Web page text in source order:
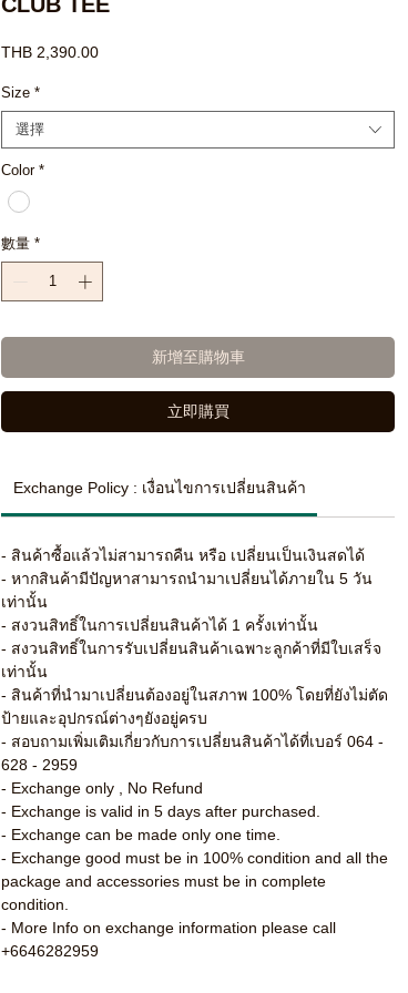
THB 2,390.00價
Size *
選擇
Color *
數量 *
新增至購物車
立即購買
Exchange Policy : เงื่อนไขการเปลี่ยนสินค้า
- สินค้าซื้อแล้วไม่สามารถคืน หรือ เปลี่ยนเป็นเงินสดได้
- หากสินค้ามีปัญหาสามารถนำมาเปลี่ยนได้ภายใน 5 วัน
เท่านั้น
- สงวนสิทธิ์ในการเปลี่ยนสินค้าได้ 1 ครั้งเท่านั้น
- สงวนสิทธิ์ในการรับเปลี่ยนสินค้าเฉพาะลูกค้าที่มีใบเสร็จ
เท่านั้น
- สินค้าที่นำมาเปลี่ยนต้องอยู่ในสภาพ 100% โดยที่ยังไม่ตัด
ป้ายและอุปกรณ์ต่างๆยังอยู่ครบ
- สอบถามเพิ่มเติมเกี่ยวกับการเปลี่ยนสินค้าได้ที่เบอร์ 064 -
628 - 2959
- Exchange only , No Refund
- Exchange is valid in 5 days after purchased.
- Exchange can be made only one time.
- Exchange good must be in 100% condition and all the
package and accessories must be in complete
condition.
- More Info on exchange information please call
+6646282959